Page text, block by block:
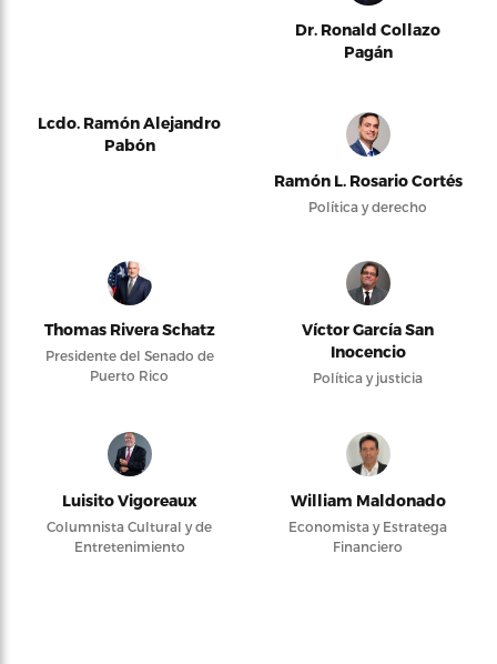
Dr. Ronald Collazo
Pagán
Lcdo. Ramón Alejandro
Pabón
Ramón L. Rosario Cortés
Política y derecho
Thomas Rivera Schatz
Presidente del Senado de
Puerto Rico
Víctor García San
Inocencio
Política y justicia
Luisito Vigoreaux
Columnista Cultural y de
Entretenimiento
William Maldonado
Economista y Estratega
Financiero